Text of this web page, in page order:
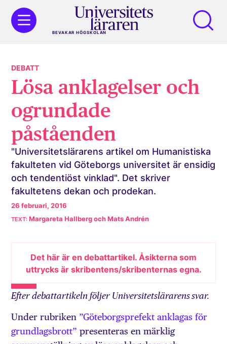
BEVAKAR HÖGSKOLAN
DEBATT
Lösa anklagelser och
ogrundade
påståenden
"Universitetslärarens artikel om Humanistiska
fakulteten vid Göteborgs universitet är ensidig
och tendentiöst vinklad". Det skriver
fakultetens dekan och prodekan.
26 februari, 2016
Margareta Hallberg och Mats Andrén
Det här är en debattartikel. Åsikterna som
uttrycks är skribentens/skribenternas egna.
Efter debattartikeln följer Universitetslärarens svar.
Under rubriken ”Göteborgsprefekt anklagas för
grundlagsbrott” presenteras en märklig